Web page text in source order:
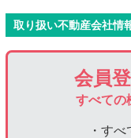
取り扱い不動産会社情
会員
すべての
・す